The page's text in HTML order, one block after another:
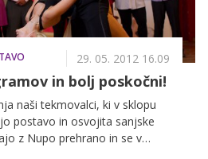
29. 05. 2012 16.09
in bolj poskočni!
naši tekmovalci, ki v sklopu
postavo in osvojita sanjske
z Nupo prehrano in se v